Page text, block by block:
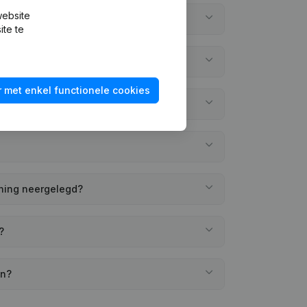
neergelegd?
te
met enkel functionele cookies